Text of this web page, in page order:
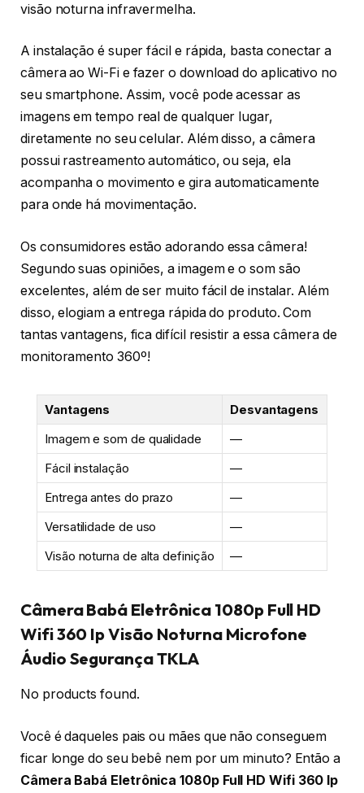
visão noturna infravermelha.
A instalação é super fácil e rápida, basta conectar a
câmera ao Wi-Fi e fazer o download do aplicativo no
seu smartphone. Assim, você pode acessar as
imagens em tempo real de qualquer lugar,
diretamente no seu celular. Além disso, a câmera
possui rastreamento automático, ou seja, ela
acompanha o movimento e gira automaticamente
para onde há movimentação.
Os consumidores estão adorando essa câmera!
Segundo suas opiniões, a imagem e o som são
excelentes, além de ser muito fácil de instalar. Além
disso, elogiam a entrega rápida do produto. Com
tantas vantagens, fica difícil resistir a essa câmera de
monitoramento 360º!
Vantagens
Desvantagens
Imagem e som de qualidade
—
Fácil instalação
—
Entrega antes do prazo
—
Versatilidade de uso
—
Visão noturna de alta definição
—
Câmera Babá Eletrônica 1080p Full HD
Wifi 360 Ip Visão Noturna Microfone
Áudio Segurança TKLA
No products found.
Você é daqueles pais ou mães que não conseguem
ficar longe do seu bebê nem por um minuto? Então a
Câmera Babá Eletrônica 1080p Full HD Wifi 360 Ip